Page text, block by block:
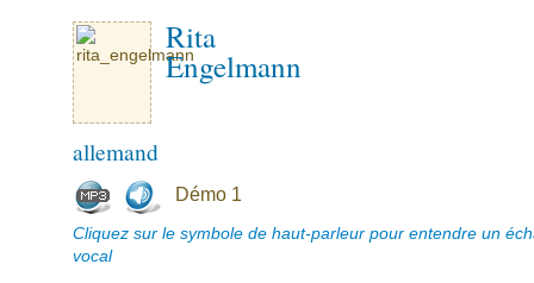
Rita
Engelmann
allemand
Démo 1
Cliquez sur le symbole de haut-parleur pour entendre un
vocal